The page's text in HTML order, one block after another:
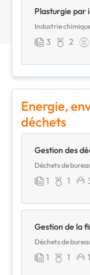
Plasturgie par
Industrie
3 2
Energie,
déchets
Gestion des
Déchets de
1 1
Gestion de la
Déchets de
1 1 1